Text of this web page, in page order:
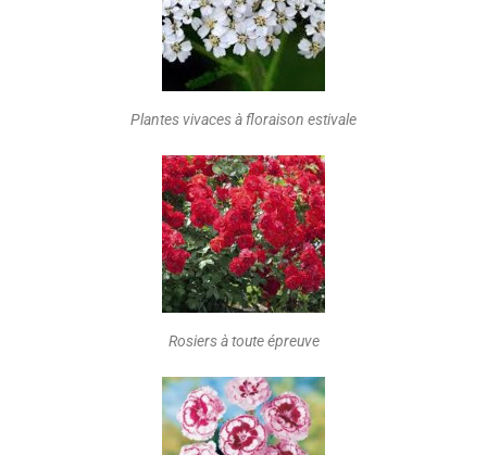
Plantes vivaces à floraison estivale
Rosiers à toute épreuve